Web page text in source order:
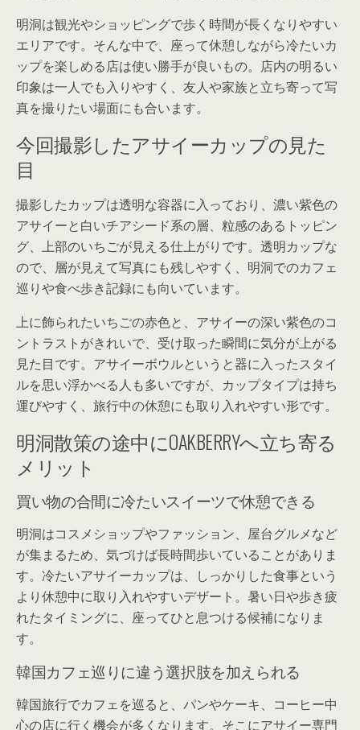
明洞は観光やショッピングで歩く時間が長くなりやすい
エリアです。そんな中で、座って休憩しながら冷たいカ
ップを楽しめる店は使い勝手が良いもの。店内の明るい
印象は一人でも入りやすく、友人や家族と立ち寄って写
真を撮りたい場面にも合います。
今回撮影したアサイーカップの見た
目
撮影したカップは透明な容器に入っており、濃い紫色の
アサイーと白いチアシード系の層、粒感のあるトッピン
グ、上部のいちごが見える仕上がりです。透明カップな
ので、層が見えて写真にも残しやすく、明洞でのカフェ
巡りや食べ歩き記録にも向いています。
上に飾られたいちごの赤色と、アサイーの深い紫色のコ
ントラストがきれいで、受け取った瞬間に気分が上がる
見た目です。アサイーボウルというと器に入ったスタイ
ルを思い浮かべる人も多いですが、カップタイプは持ち
運びやすく、旅行中の休憩にも取り入れやすい形です。
明洞散策の途中にOAKBERRYへ立ち寄る
メリット
買い物の合間に冷たいスイーツで休憩できる
明洞はコスメショップやファッション、屋台グルメなど
が集まるため、気づけば長時間歩いていることがありま
す。冷たいアサイーカップは、しっかりした食事という
より休憩中に取り入れやすいデザート。暑い日や歩き疲
れたタイミングに、座ってひと息つける候補になりま
す。
韓国カフェ巡りに違う選択肢を加えられる
韓国旅行でカフェを巡ると、パンやケーキ、コーヒー中
心の店に行く機会が多くなります。そこにアサイー専門